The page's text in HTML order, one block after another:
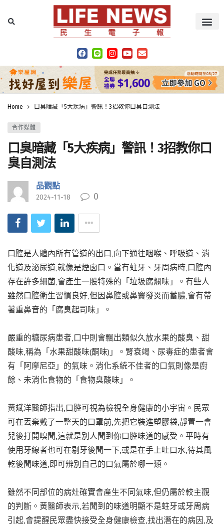
Home 口臭暗藏「5大疾病」警訊！3招教你口臭自測法
合作媒體
口臭暗藏「5大疾病」警訊！3招教你口
臭自測法
品觀點
2024-11-18 0
口腔是人體內所有管道的出口,向下通往咽喉、呼吸道、消
化道及泌尿道,就像是煙囪口。當有蛀牙、牙周病時,口腔內
存在許多細菌,會產生一股特殊的「垃圾腐爛味」。有些人
雖然口腔衛生習慣良好,但因鼻腔或鼻竇發炎而蓄膿,會有帶
著重鼻音的「腐臭起司味」。
嚴重的糖尿病患者,口中則會飄出類似久放水果的酸臭、甜
酸味,稱為「水果甜酸味(酮味)」。腎衰竭、尿毒症的患者會
有「阿摩尼亞」的氣味。消化系統不佳者的口氣則像是廚
餘、未消化食物的「食物臭酸味」。
黃斌洋醫師指出,口腔可視為檢視全身健康的小宇宙。民眾
可在丟棄戴了一整天的口罩前,先把它裝進塑膠袋,靜置一會
兒後打開嗅聞,這就是別人聞到你口腔味道的感受。平時有
使用牙線者也可在剔牙後聞一下,或是在手上吐口水,待其風
乾後聞味道,即可辨別自己的口氣屬於哪一類。
雖然不同部位的病灶確實會產生不同氣味,但仍屬於較主觀
的判斷。黃醫師表示,若聞到的味道明顯不是蛀牙或牙周病
引起,會提醒民眾盡快接受全身健康檢查,找出潛在的病因,及